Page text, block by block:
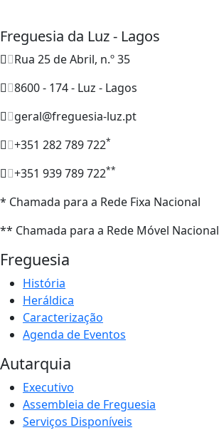
Freguesia da Luz - Lagos
Rua 25 de Abril, n.º 35
8600 - 174 - Luz - Lagos
geral@freguesia-luz.pt
+351 282 789 722*
+351 939 789 722**
* Chamada para a Rede Fixa Nacional
** Chamada para a Rede Móvel Nacional
Freguesia
História
Heráldica
Caracterização
Agenda de Eventos
Autarquia
Executivo
Assembleia de Freguesia
Serviços Disponíveis